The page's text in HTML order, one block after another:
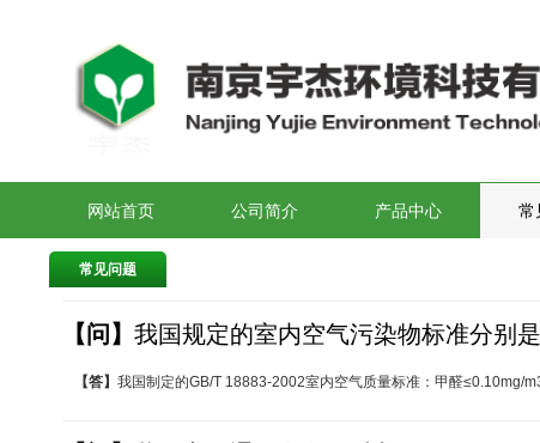
网站首页 公司简介 产品中心 常
常见问题
【问】 我国规定的室内空气污染物标准分别
【答】 我国制定的GB/T 18883-2002室内空气质量标准：甲醛≤0.10mg/